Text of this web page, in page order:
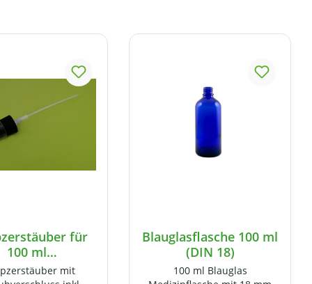
für
100 ml
mit
Blauglasflasche 100 ml
(DIN 18)
100 ml Blauglas